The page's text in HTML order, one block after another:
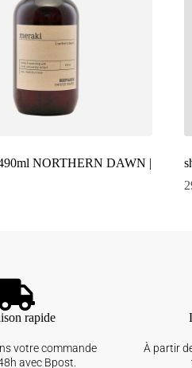
NORTHERN DAWN |
rapide
votre commande
avec Bpost.
À partir